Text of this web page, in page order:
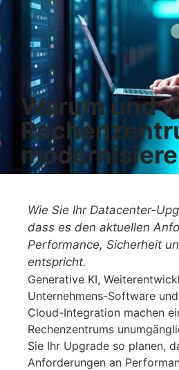
Warum und
Wie Sie Ihr Datacenter-
dass es den aktuellen
Performance, Sicherheit
entspricht.
Generative KI,
Unternehmens-Software
Cloud-Integration machen
Rechenzentrums
Sie Ihr Upgrade so planen,
Anforderungen an